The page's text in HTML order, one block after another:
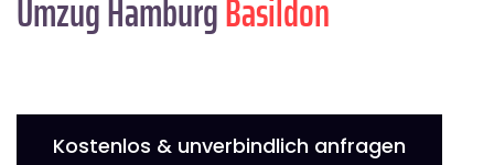
Umzug HamburgBasildon
Kostenlos & unverbindlich anfragen